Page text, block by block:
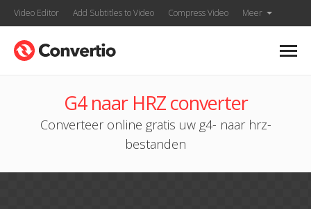
Video Editor Add Subtitles to Video Compress Video Meer
G4 naar HRZ converter
Converteer online gratis uw g4- naar hrz-
bestanden